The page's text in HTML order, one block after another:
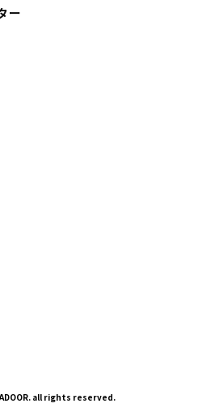
ー
all rights reserved.